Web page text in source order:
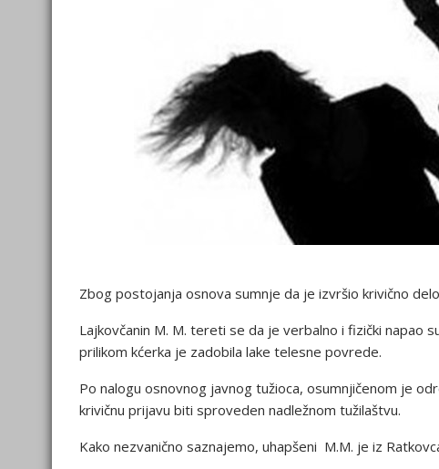
Zbog postojanja osnova sumnje da je izvršio krivično
Lajkovčanin M. M. tereti se da je verbalno i fizički napao
prilikom kćerka je zadobila lake telesne povrede.
Po nalogu osnovnog javnog tužioca, osumnjičenom je
krivičnu prijavu biti sproveden nadležnom tužilaštvu.
Kako nezvanično saznajemo, uhapšeni M.M. je iz